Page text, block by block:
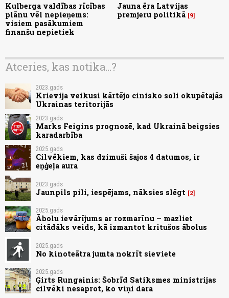
Kulberga valdības rīcības
plānu vēl nepieņems:
visiem pasākumiem
finanšu nepietiek
Jauna ēra Latvijas
premjeru politikā 9
Atceries, kas notika...?
2023.gads
Krievija veikusi kārtējo cinisko soli okupētajās
Ukrainas teritorijās
2023.gads
Marks Feigins prognozē, kad Ukrainā beigsies
karadarbība
2025.gads
Cilvēkiem, kas dzimuši šajos 4 datumos, ir
eņģeļa aura
2023.gads
Jaunpils pili, iespējams, nāksies slēgt 2
2025.gads
Ābolu ievārījums ar rozmarīnu – mazliet
citādāks veids, kā izmantot kritušos ābolus
2025.gads
No kinoteātra jumta nokrīt sieviete
2025.gads
Ģirts Rungainis: Šobrīd Satiksmes ministrijas
cilvēki nesaprot, ko viņi dara